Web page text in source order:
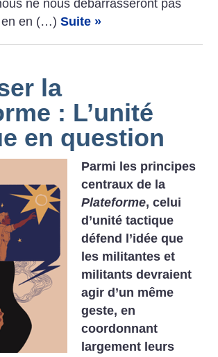
ne nous débarrasseront pas
en en (…)Suite »
la
: L’unité
en question
Parmi les principes
centraux de la
Plateforme, celui
d’unité tactique
défend l’idée que
les militantes et
militants devraient
agir d’un même
geste, en
coordonnant
largement leurs